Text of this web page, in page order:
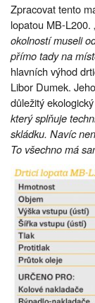
Zpracovat tento
lopatou MB-L200.
okolností museli
přímo tady na
hlavních výhod
Libor Dumek.
důležitý
který splňuje
skládku. Navíc
To všechno má